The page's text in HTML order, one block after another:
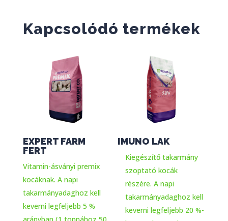
Kapcsolódó termékek
EXPERT FARM
FERT
Vitamin-ásványi premix
kocáknak. A napi
takarmányadaghoz kell
keverni legfeljebb 5 %
IMUNO LAK
Kiegészítő takarmány
szoptató kocák
részére. A napi
takarmányadaghoz kell
keverni legfeljebb 20 %-